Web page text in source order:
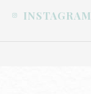
INSTAGRAM